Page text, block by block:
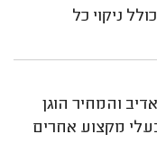
ניקוי כל
והמחיר הוגן
מקצוע אחרים